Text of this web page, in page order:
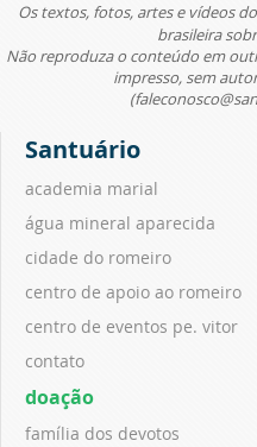
Os textos, fotos, artes e vídeos
brasileira
Não reproduza o conteúdo em
impresso, sem
Santuário
academia marial
água mineral aparecida
cidade do romeiro
centro de apoio ao romeiro
centro de eventos pe. vitor
contato
doação
família dos devotos